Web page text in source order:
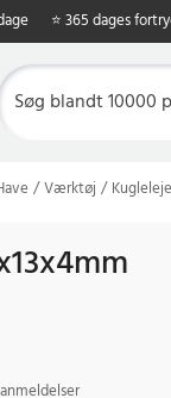
⭐ 365 dages
Værktøj